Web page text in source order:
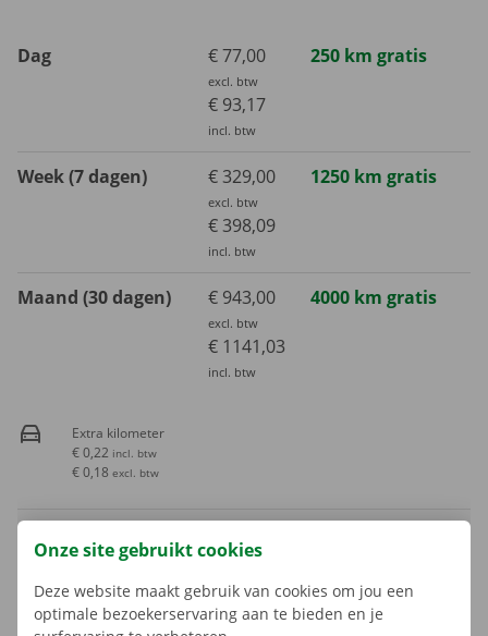
Dag € 77,00
excl. btw
€ 93,17
incl. btw
250 km gratis
Week (7 dagen) € 329,00
excl. btw
€ 398,09
incl. btw
1250 km gratis
Maand (30 dagen) € 943,00
excl. btw
€ 1141,03
incl. btw
4000 km gratis
Extra kilometer
€ 0,22 incl. btw
€ 0,18 excl. btw
Er is een waarborg van toepassing. Het bedrag en de
betaalmogelijkheden worden in de volgende stap weergegeven.
Onze site gebruikt cookies
Deze website maakt gebruik van cookies om jou een
optimale bezoekerservaring aan te bieden en je